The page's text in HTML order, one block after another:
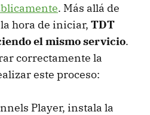
. Más allá de
hora de iniciar, TDT
el mismo servicio.
correctamente la
este proceso:
Player, instala la